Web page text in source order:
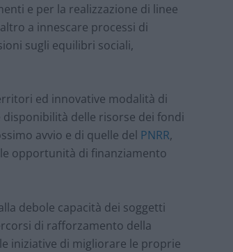
e per la realizzazione di linee
a innescare processi di
sugli equilibri sociali,
ed innovative modalità di
delle risorse dei fondi
avvio e di quelle del PNRR,
opportunità di finanziamento
debole capacità dei soggetti
di rafforzamento della
iniziative di migliorare le proprie